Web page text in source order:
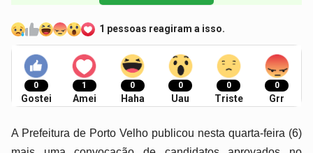
1 pessoas reagiram a isso.
0
Gostei
1
Amei
0
Haha
0
Uau
0
Triste
0
Grr
A Prefeitura de Porto Velho publicou nesta quarta-feira (6)